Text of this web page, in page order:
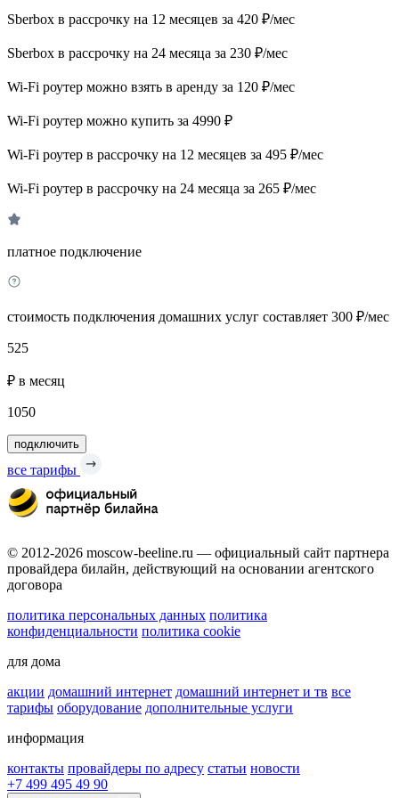
Sberbox в рассрочку на 12 месяцев за 420 ₽/мес
Sberbox в рассрочку на 24 месяца за 230 ₽/мес
Wi-Fi роутер можно взять в аренду за 120 ₽/мес
Wi-Fi роутер можно купить за 4990 ₽
Wi-Fi роутер в рассрочку на 12 месяцев за 495 ₽/мес
Wi-Fi роутер в рассрочку на 24 месяца за 265 ₽/мес
платное подключение
стоимость подключения домашних услуг составляет 300 ₽/мес
525
₽ в месяц
1050
подключить
все тарифы
© 2012-2026 moscow-beeline.ru — официальный сайт партнера
провайдера билайн, действующий на основании агентского
договора
политика персональных данных политика
конфиденциальности политика cookie
для дома
акции домашний интернет домашний интернет и тв все
тарифы оборудование дополнительные услуги
информация
контакты провайдеры по адресу статьи новости
+7 499 495 49 90